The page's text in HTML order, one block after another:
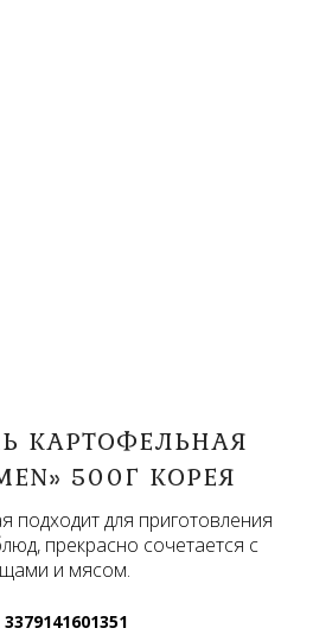
КАРТОФЕЛЬНАЯ
500Г КОРЕЯ
подходит для приготовления
прекрасно сочетается с
и мясом.
3379141601351